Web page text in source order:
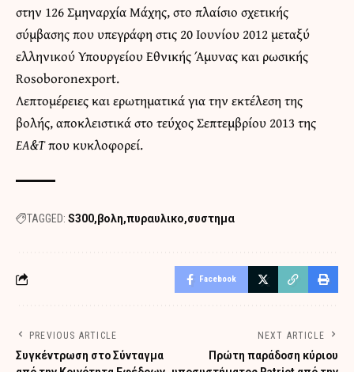
στην 126 Σμηναρχία Μάχης, στο πλαίσιο σχετικής
σύμβασης που υπεγράφη στις 20 Ιουνίου 2012 μεταξύ
ελληνικού Υπουργείου Εθνικής Άμυνας και ρωσικής
Rosoboronexport.
Λεπτομέρειες και ερωτηματικά για την εκτέλεση της
βολής, αποκλειστικά στο τεύχος Σεπτεμβρίου 2013 της
ΕΑ&Τπου κυκλοφορεί.
TAGGED: S300 βολη πυραυλικο συστημα
Facebook
PREVIOUS ARTICLE
Συγκέντρωση στο Σύνταγμα
NEXT ARTICLE
Πρώτη παράδοση κύριου